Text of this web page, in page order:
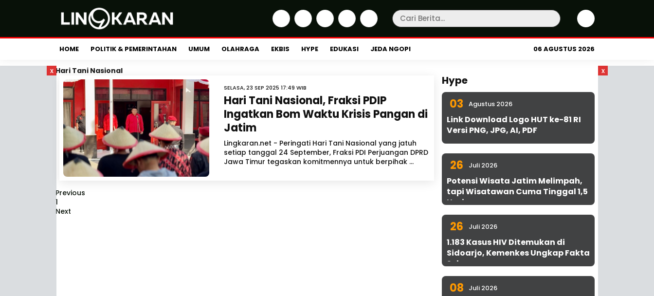
HOME POLITIK & PEMERINTAHAN UMUM OLAHRAGA EKBIS HYPE EDUKASI JEDA NGOPI 06 AGUSTUS 2026
x x
Hari Tani Nasional
SELASA, 23 SEP 2025 17:49 WIB
Hari Tani Nasional, Fraksi PDIP
Ingatkan Bom Waktu Krisis Pangan di
Jatim
Lingkaran.net - Peringati Hari Tani Nasional yang jatuh
setiap tanggal 24 September, Fraksi PDI Perjuangan DPRD
Jawa Timur tegaskan komitmennya untuk berpihak ...
Previous
1
Next
Hype
03 Agustus 2026
Link Download Logo HUT ke-81 RI
Versi PNG, JPG, AI, PDF
26 Juli 2026
Potensi Wisata Jatim Melimpah,
tapi Wisatawan Cuma Tinggal 1,5
Hari
26 Juli 2026
1.183 Kasus HIV Ditemukan di
Sidoarjo, Kemenkes Ungkap Fakta
Sebenarnya
08 Juli 2026